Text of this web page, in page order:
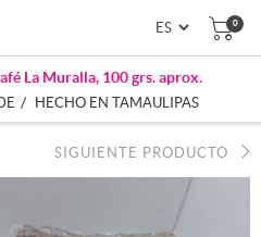
0
La Muralla, 100 grs. aprox.
/ HECHO EN TAMAULIPAS
SIGUIENTE PRODUCTO